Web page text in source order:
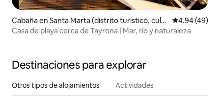
Cabaña en Santa Marta (distrito turístico, cultu
ral e histórico)
Calificación
4.94 (49)
Casa de playa cerca de Tayrona | Mar, río y naturaleza
Destinaciones para explorar
Otros tipos de alojamientos Actividades